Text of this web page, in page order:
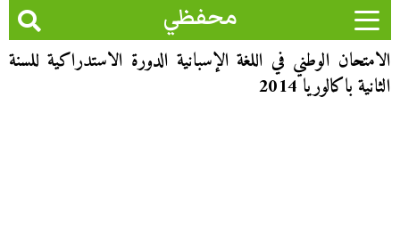
محفظي
الامتحان الوطني في اللغة الإسبانية الدورة الاستدراكية للسنة
الثانية باكالوريا 2014